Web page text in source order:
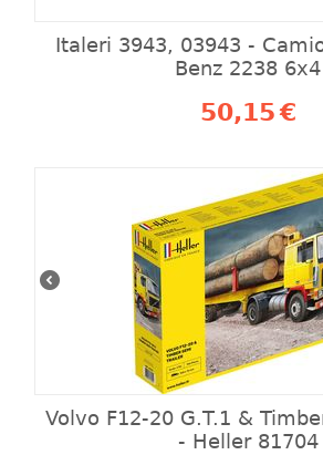
Italeri 3943, 03943 -
Benz 2238 6x4
50,15€
Volvo F12-20 G.T.1 &
- Heller 81704